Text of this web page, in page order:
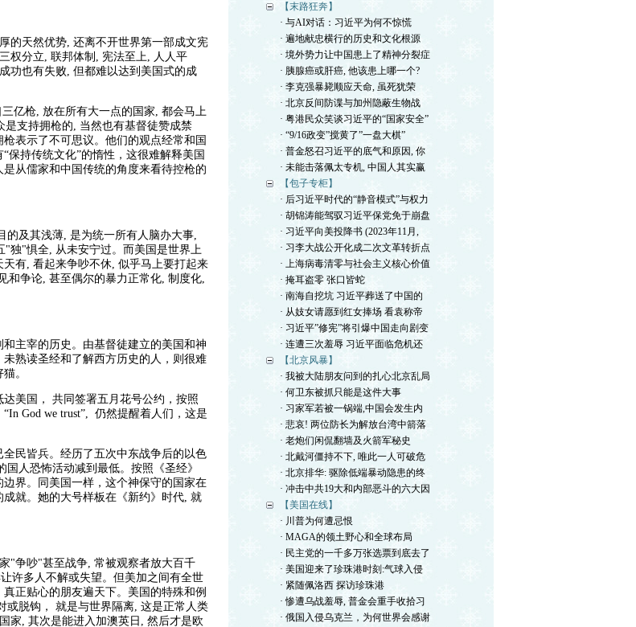
的天然优势, 还离不开世界第一部成文宪
权分立, 联邦体制, 宪法至上, 人人平
功也有失败, 但都难以达到美国式的成
亿枪, 放在所有大一点的国家, 都会马上
支持拥枪的, 当然也有基督徒赞成禁
表示了不可思议。他们的观点经常和国
保持传统文化”的惰性，这很难解释美国
从儒家和中国传统的角度来看待控枪的
及其浅薄, 是为统一所有人脑办大事,
独"惧全, 从未安宁过。而美国是世界上
有, 看起来争吵不休, 似乎马上要打起来
和争论, 甚至偶尔的暴力正常化, 制度化,
主宰的历史。由基督徒建立的美国和神
熟读圣经和了解西方历史的人，则很难
。
美国， 共同签署五月花号公约，按照
God we trust”, 仍然提醒着人们，这是
民皆兵。经历了五次中东战争后的以色
人恐怖活动减到最低。按照《圣经》
界。同美国一样，这个神保守的国家在
就。她的大号样板在《新约》时代, 就
"争吵"甚至战争, 常被观察者放大百千
许多人不解或失望。但美加之间有全世
正贴心的朋友遍天下。美国的特殊和例
或脱钩， 就是与世界隔离, 这是正常人类
家, 其次是能进入加澳英日, 然后才是欧
【末路狂奔】
· 与AI对话：习近平为何不惊慌
· 遍地献忠横行的历史和文化根源
· 境外势力让中国患上了精神分裂症
· 胰腺癌或肝癌, 他该患上哪一个?
· 李克强暴毙顺应天命, 虽死犹荣
· 北京反间防谍与加州隐蔽生物战
· 粤港民众笑谈习近平的“国家安全”
· “9/16政变”搅黄了”一盘大棋”
· 普金怒召习近平的底气和原因, 你
· 未能击落佩太专机, 中国人其实赢
【包子专柜】
· 后习近平时代的“静音模式”与权力
· 胡锦涛能驾驭习近平保党免于崩盘
· 习近平向美投降书 (2023年11月,
· 习李大战公开化成二次文革转折点
· 上海病毒清零与社会主义核心价值
· 掩耳盗零 张口皆蛇
· 南海自挖坑 习近平葬送了中国的
· 从妓女请愿到红女捧场 看袁称帝
· 习近平”修宪”将引爆中国走向剧变
· 连遭三次羞辱 习近平面临危机还
【北京风暴】
· 我被大陆朋友问到的扎心北京乱局
· 何卫东被抓只能是这件大事
· 习家军若被一锅端,中国会发生内
· 悲哀! 两位防长为解放台湾中箭落
· 老炮们闲侃翻墙及火箭军秘史
· 北戴河僵持不下, 唯此一人可破危
· 北京排华: 驱除低端暴动隐患的终
· 冲击中共19大和内部恶斗的六大因
【美国在线】
· 川普为何遭忌恨
· MAGA的领土野心和全球布局
· 民主党的一千多万张选票到底去了
· 美国迎来了珍珠港时刻:气球入侵
· 紧随佩洛西 探访珍珠港
· 惨遭乌战羞辱, 普金会重手收拾习
· 俄国入侵乌克兰，为何世界会感谢